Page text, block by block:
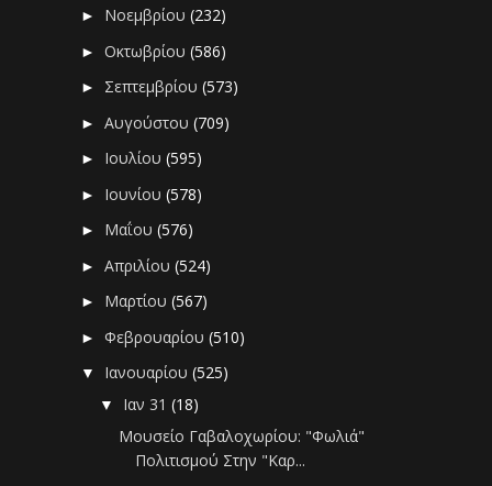
► Νοεμβρίου(232)
►Οκτωβρίου(586)
► Σεπτεμβρίου(573)
►Αυγούστου(709)
► Ιουλίου(595)
► Ιουνίου(578)
► Μαΐου(576)
►Απριλίου(524)
► Μαρτίου(567)
►Φεβρουαρίου(510)
▼ Ιανουαρίου(525)
▼ Ιαν 31(18)
Μουσείο Γαβαλοχωρίου: "Φωλιά"
Πολιτισμού Στην "Καρ...